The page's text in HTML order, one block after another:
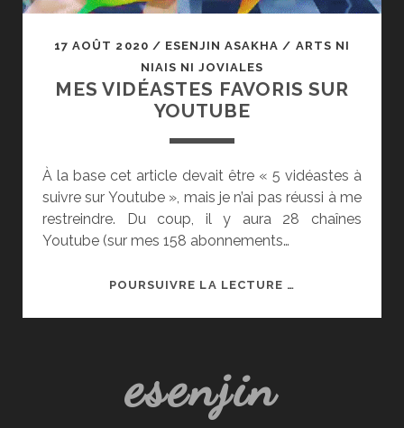
17 AOÛT 2020 / ESENJIN ASAKHA / ARTS NI
NIAIS NI JOVIALES
MES VIDÉASTES FAVORIS SUR
YOUTUBE
À la base cet article devait être « 5 vidéastes à
suivre sur Youtube », mais je n’ai pas réussi à me
restreindre. Du coup, il y aura 28 chaînes
Youtube (sur mes 158 abonnements…
POURSUIVRE LA LECTURE …
esenjin